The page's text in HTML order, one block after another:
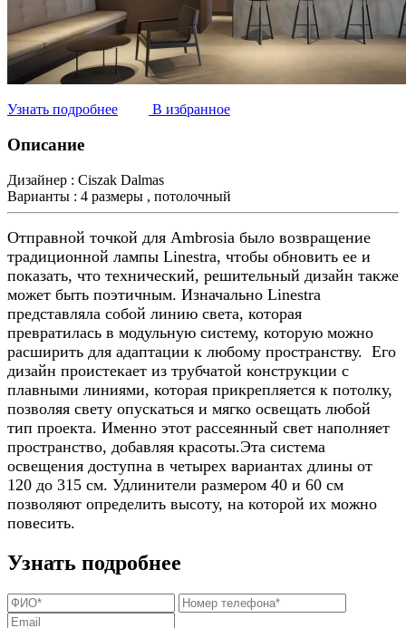
Узнать подробнее В избранное
Описание
Дизайнер : Ciszak Dalmas
Варианты : 4 размеры , потолочный
Отправной точкой для Ambrosia было возвращение
традиционной лампы Linestra, чтобы обновить ее и
показать, что технический, решительный дизайн также
может быть поэтичным. Изначально Linestra
представляла собой линию света, которая
превратилась в модульную систему, которую можно
расширить для адаптации к любому пространству. Его
дизайн проистекает из трубчатой ​​конструкции с
плавными линиями, которая прикрепляется к потолку,
позволяя свету опускаться и мягко освещать любой
тип проекта. Именно этот рассеянный свет наполняет
пространство, добавляя красоты.Эта система
освещения доступна в четырех вариантах длины от
120 до 315 см. Удлинители размером 40 и 60 см
позволяют определить высоту, на которой их можно
повесить.
Узнать подробнее